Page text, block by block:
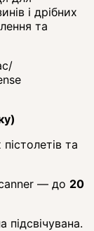
і дрібних
та
та
— до 20
підсвічувана.